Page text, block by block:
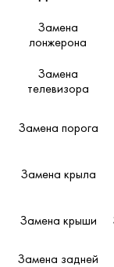
Замена
лонжерона
Замена
телевизора
Замена порога
Замена крыла
Замена крыши
Замена задней